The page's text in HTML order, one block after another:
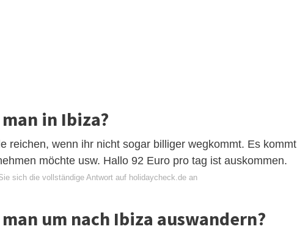
in Ibiza?
reichen, wenn ihr nicht sogar billiger wegkommt. Es kommt
möchte usw. Hallo 92 Euro pro tag ist auskommen.
sich die vollständige Antwort auf holidaycheck.de an
um nach Ibiza auswandern?